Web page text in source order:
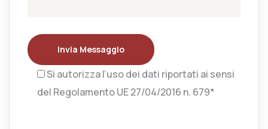
Invia Messaggio
Si autorizza l’uso dei dati riportati ai sensi
del Regolamento UE 27/04/2016 n. 679*